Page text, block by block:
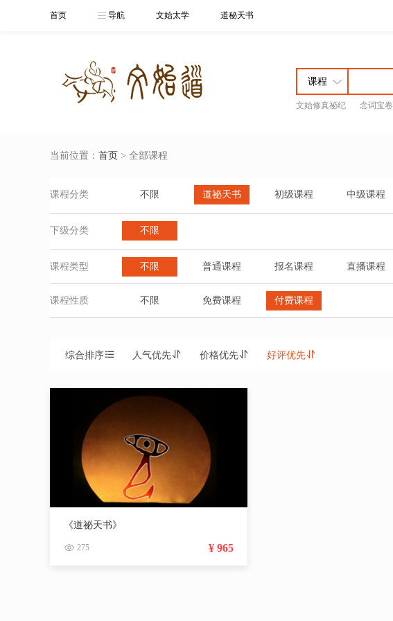
首页 导航 文始太学 道秘天书
文始修真祕纪 念词宝卷
当前位置： 首页 > 全部课程
课程分类 不限 道祕天书 初级课程 中级课程
下级分类 不限
课程类型 不限 普通课程 报名课程 直播课程
课程性质 不限 免费课程 付费课程
综合排序 人气优先 价格优先 好评优先
《道祕天书》
275 ¥ 965